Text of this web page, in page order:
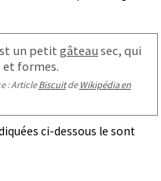
un petit gâteau sec, qui
et formes.
: ArticleBiscuitde Wikipédia en
ci-dessous le sont